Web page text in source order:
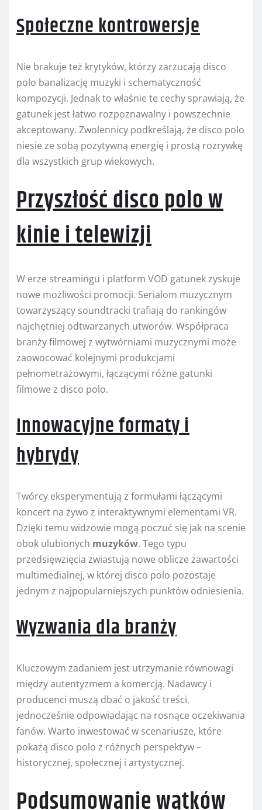
Społeczne kontrowersje
Nie brakuje też krytyków, którzy zarzucają disco
polo banalizację muzyki i schematyczność
kompozycji. Jednak to właśnie te cechy sprawiają, że
gatunek jest łatwo rozpoznawalny i powszechnie
akceptowany. Zwolennicy podkreślają, że disco polo
niesie ze sobą pozytywną energię i prostą rozrywkę
dla wszystkich grup wiekowych.
Przyszłość disco polo w
kinie i telewizji
W erze streamingu i platform VOD gatunek zyskuje
nowe możliwości promocji. Serialom muzycznym
towarzyszący soundtracki trafiają do rankingów
najchętniej odtwarzanych utworów. Współpraca
branży filmowej z wytwórniami muzycznymi może
zaowocować kolejnymi produkcjami
pełnometrażowymi, łączącymi różne gatunki
filmowe z disco polo.
Innowacyjne formaty i
hybrydy
Twórcy eksperymentują z formułami łączącymi
koncert na żywo z interaktywnymi elementami VR.
Dzięki temu widzowie mogą poczuć się jak na scenie
obok ulubionych muzyków. Tego typu
przedsięwzięcia zwiastują nowe oblicze zawartości
multimedialnej, w której disco polo pozostaje
jednym z najpopularniejszych punktów odniesienia.
Wyzwania dla branży
Kluczowym zadaniem jest utrzymanie równowagi
między autentyzmem a komercją. Nadawcy i
producenci muszą dbać o jakość treści,
jednocześnie odpowiadając na rosnące oczekiwania
fanów. Warto inwestować w scenariusze, które
pokażą disco polo z różnych perspektyw –
historycznej, społecznej i artystycznej.
Podsumowanie wątków